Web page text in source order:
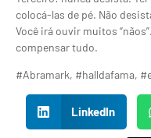
colocá-las de pé. Não
Você irá ouvir muitos
compensar tudo.
#Abramark, #halldafama,
LinkedIn